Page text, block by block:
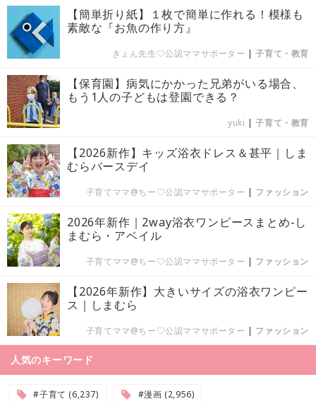
【簡単折り紙】１枚で簡単に作れる！模様も
素敵な『お魚の作り方』
きょん先生♡公認ママサポーター |子育て・教育
【保育園】病気にかかった兄弟がいる場合、
もう1人の子どもは登園できる？
yuki |子育て・教育
【2026新作】キッズ浴衣ドレス＆甚平｜しま
むらバースデイ
子育てママ@ちー♡公認ママサポーター | ファッション
2026年新作｜2way浴衣ワンピースまとめ-し
まむら・アベイル
子育てママ@ちー♡公認ママサポーター | ファッション
【2026年新作】大きいサイズの浴衣ワンピー
ス｜しまむら
子育てママ@ちー♡公認ママサポーター | ファッション
人気のキーワード
#子育て (6,237) #漫画 (2,956)